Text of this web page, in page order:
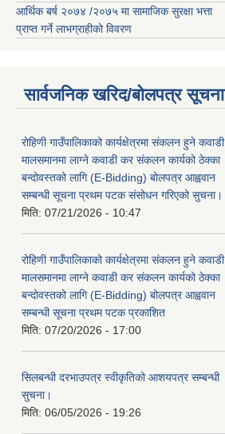
आर्थिक बर्ष २०७४ /२०७५ मा सामाजिक सुरक्षा भत्ता
प्राप्त गर्ने लाभग्राहीको विवरण
सार्वजनिक खरिद/बोलपत्र सूचना
रोहिणी गाउँपालिकाको कार्यक्षेत्रमा संकलन हुने कवाडी
मालसमानमा लाग्ने कवाडी कर संकलन कार्यको ठेक्का
बन्दोवस्तको लागि (E-Bidding) बोलपत्र आह्ववान
सम्बन्धी सूचना प्रथम पटक संसोधन गरिएको सुचना।
मिति: 07/21/2026 - 10:47
रोहिणी गाउँपालिकाको कार्यक्षेत्रमा संकलन हुने कवाडी
मालसमानमा लाग्ने कवाडी कर संकलन कार्यको ठेक्का
बन्दोवस्तको लागि (E-Bidding) बोलपत्र आह्ववान
सम्बन्धी सूचना प्रथम पटक प्रकाशित
मिति: 07/20/2026 - 17:00
सिलबन्धी दरभाउपत्र स्वीकृतिको आशयपत्र सम्बन्धी
सुचना।
मिति: 06/05/2026 - 19:26